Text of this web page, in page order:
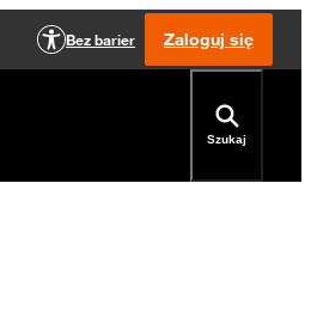
Bez barier Zaloguj się
Szukaj